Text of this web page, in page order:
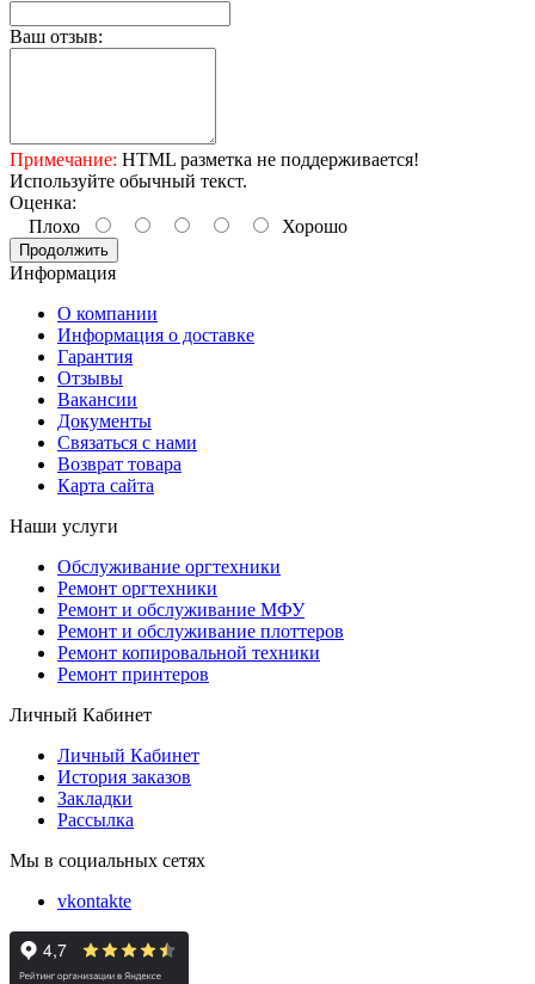
Ваш отзыв:
Примечание: HTML разметка не поддерживается!
Используйте обычный текст.
Оценка:
Плохо
Хорошо
Продолжить
Информация
О компании
Информация о доставке
Гарантия
Отзывы
Вакансии
Документы
Связаться с нами
Возврат товара
Карта сайта
Наши услуги
Обслуживание оргтехники
Ремонт оргтехники
Ремонт и обслуживание МФУ
Ремонт и обслуживание плоттеров
Ремонт копировальной техники
Ремонт принтеров
Личный Кабинет
Личный Кабинет
История заказов
Закладки
Рассылка
Мы в социальных сетях
vkontakte